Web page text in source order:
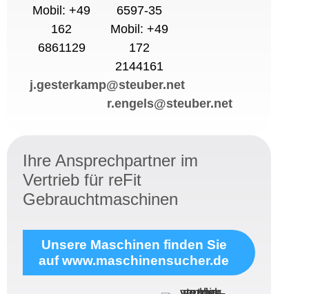
Mobil: +49
162
6861129
j.gesterkamp@steuber.net
6597-35
Mobil: +49
172
2144161
r.engels@steuber.net
Ihre Ansprechpartner im
Vertrieb für reFit
Gebrauchtmaschinen
Unsere Maschinen finden Sie
auf www.maschinensucher.de